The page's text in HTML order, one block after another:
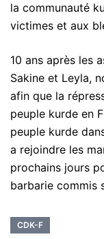
la communauté
victimes et aux
10 ans après les
Sakine et Leyla,
afin que la
peuple kurde en
peuple kurde
a rejoindre les
prochains jours
barbarie commis
CDK-F